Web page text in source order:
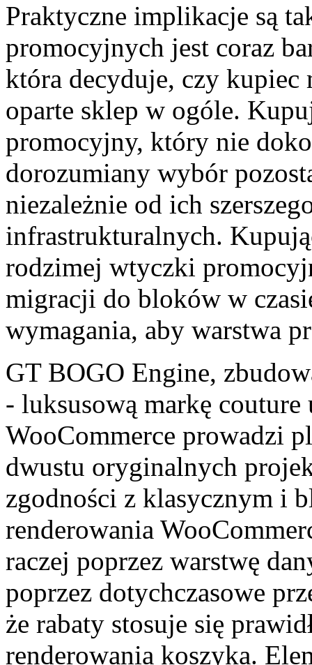
Praktyczne implikacje są
promocyjnych jest coraz
która decyduje, czy kupiec
oparte sklep w ogóle.
promocyjny, który nie
dorozumiany wybór
niezależnie od ich
infrastrukturalnych.
rodzimej wtyczki
migracji do bloków w
wymagania, aby warstwa
GT BOGO Engine,
- luksusową markę
WooCommerce prowadzi
dwustu oryginalnych
zgodności z klasycznym i
renderowania
raczej poprzez warstwę
poprzez dotychczasowe
że rabaty stosuje się
renderowania koszyka.